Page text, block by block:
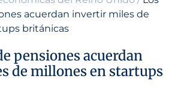
acuerdan invertir miles de
británicas
pensiones acuerdan
de millones en startups